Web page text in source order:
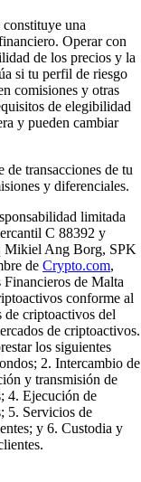
una
Operar con
de los precios y la
si tu perfil de riesgo
comisiones y otras
de elegibilidad
y pueden cambiar
transacciones de tu
y diferenciales.
limitada
C 88392 y
Mikiel Ang Borg, SPK
de Crypto.com,
de Malta
conforme al
de criptoactivos del
de criptoactivos.
los siguientes
2. Intercambio de
y transmisión de
4. Ejecución de
5. Servicios de
y 6. Custodia y